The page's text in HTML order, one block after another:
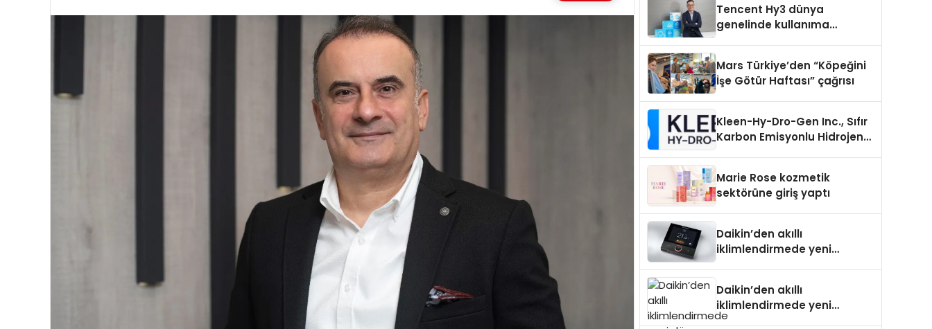
Tencent Hy3 dünya
genelinde kullanıma
Mars Türkiye’den “Köpeğini
İşe Götür Haftası” çağrısı
Kleen-Hy-Dro-Gen Inc., Sıfır
Karbon Emisyonlu Hidrojen
Aldı
Marie Rose kozmetik
sektörüne giriş yaptı
Daikin’den akıllı
iklimlendirmede yeni
Daikin’den akıllı
iklimlendirmede yeni
dönem: Madoka Plus